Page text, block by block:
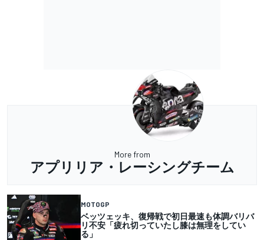
More from
アプリリア・レーシングチーム
MOTOGP
ベッツェッキ、復帰戦で初日最速も体調バリバ
リ不安「疲れ切っていたし膝は無理をしてい
る」